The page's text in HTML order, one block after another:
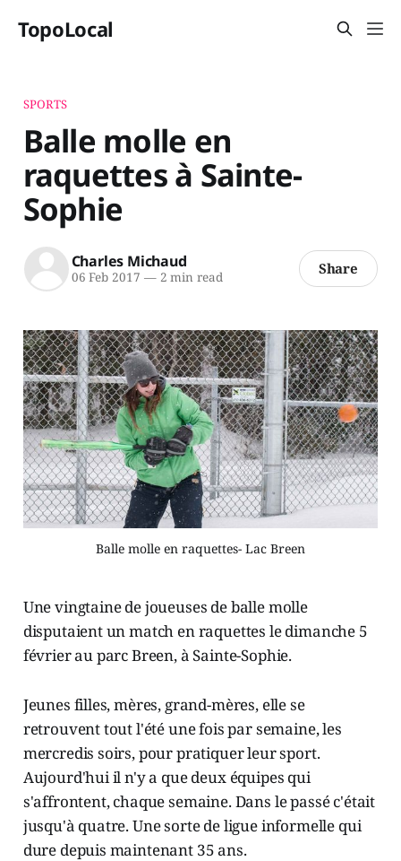
TopoLocal
SPORTS
Balle molle en
raquettes à Sainte-
Sophie
Charles Michaud
06 Feb 2017 —2 min read Share
Balle molle en raquettes- Lac Breen
Une vingtaine de joueuses de balle molle
disputaient un match en raquettes le dimanche 5
février au parc Breen, à Sainte-Sophie.
Jeunes filles, mères, grand-mères, elle se
retrouvent tout l'été une fois par semaine, les
mercredis soirs, pour pratiquer leur sport.
Aujourd'hui il n'y a que deux équipes qui
s'affrontent, chaque semaine. Dans le passé c'était
jusqu'à quatre. Une sorte de ligue informelle qui
dure depuis maintenant 35 ans.